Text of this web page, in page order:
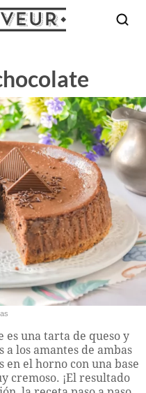
es una tarta de queso y
a los amantes de ambas
en el horno con una base
cremoso. ¡El resultado